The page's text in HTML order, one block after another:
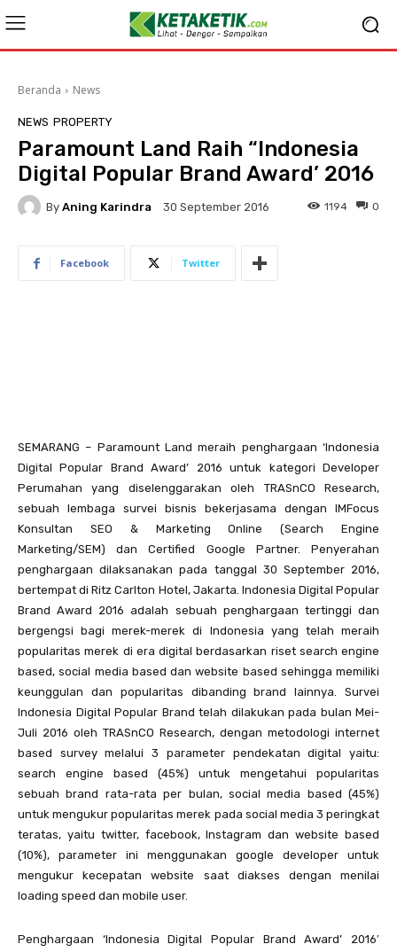
Beranda News
NEWS PROPERTY
Paramount Land Raih “Indonesia
Digital Popular Brand Award’ 2016
By Aning Karindra 30 September 2016 0
1194
Facebook Twitter
SEMARANG – Paramount Land meraih penghargaan ‘Indonesia
Digital Popular Brand Award’ 2016 untuk kategori Developer
Perumahan yang diselenggarakan oleh TRASnCO Research,
sebuah lembaga survei bisnis bekerjasama dengan IMFocus
Konsultan SEO & Marketing Online (Search Engine
Marketing/SEM) dan Certified Google Partner. Penyerahan
penghargaan dilaksanakan pada tanggal 30 September 2016,
bertempat di Ritz Carlton Hotel, Jakarta. Indonesia Digital Popular
Brand Award 2016 adalah sebuah penghargaan tertinggi dan
bergengsi bagi merek-merek di Indonesia yang telah meraih
popularitas merek di era digital berdasarkan riset search engine
based, social media based dan website based sehingga memiliki
keunggulan dan popularitas dibanding brand lainnya. Survei
Indonesia Digital Popular Brand telah dilakukan pada bulan Mei-
Juli 2016 oleh TRASnCO Research, dengan metodologi internet
based survey melalui 3 parameter pendekatan digital yaitu:
search engine based (45%) untuk mengetahui popularitas
sebuah brand rata-rata per bulan, social media based (45%)
untuk mengukur popularitas merek pada social media 3 peringkat
teratas, yaitu twitter, facebook, Instagram dan website based
(10%), parameter ini menggunakan google developer untuk
mengukur kecepatan website saat diakses dengan menilai
loading speed dan mobile user.
Penghargaan ‘Indonesia Digital Popular Brand Award’ 2016′